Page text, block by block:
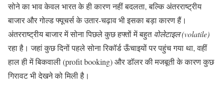
सोने का भाव केवल भारत के ही कारण नहीं बदलता, बल्कि अंतरराष्ट्रीय
बाजार और गोल्ड फ्यूचर्स के उतार-चढ़ाव भी इसका बड़ा कारण हैं।
अंतरराष्ट्रीय बाजार में सोना पिछले कुछ हफ्तों में बहुतवोलेटाइल (volatile)
रहा है। जहां कुछ दिनों पहले सोना रिकॉर्ड ऊँचाइयों पर पहुंच गया था, वहीं
हाल ही में बिकवाली (profit booking) और डॉलर की मजबूती के कारण कुछ
गिरावट भी देखने को मिली है।